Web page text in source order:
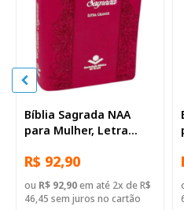
Bíblia Sagrada NAA
para Mulher, Letra
Sintético Rosa Beiras
Floridas
R$ 92,90
ou R$ 92,90em até 2x de R$
46,45 sem juros no cartão